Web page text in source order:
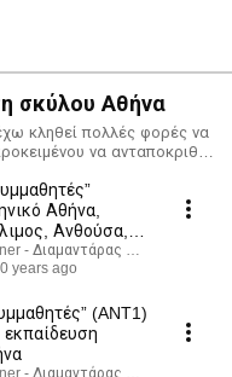
σκύλου Αθήνα
κληθεί πολλές φορές να
να ανταποκριθεί
φωτογράφισης.
Ανάργυροι, Αγ. Βαρβάρα,
Αθήνα, Αιγάλεω,
Ασπρόπυργος,
Βριλήσσια,
Γλυφάδα, Δάφνη,
Ελληνικό, Ζεφύρι,
Ίλιον,
Κηφισιά, Κορυδαλλός,
Μεταμόρφωση,
Αθήνα,
Ανθούσα,
Λιόσια,
- Διαμαντάρας Μιχάλης
years ago
(ANT1)
- Διαμαντάρας Μιχάλης